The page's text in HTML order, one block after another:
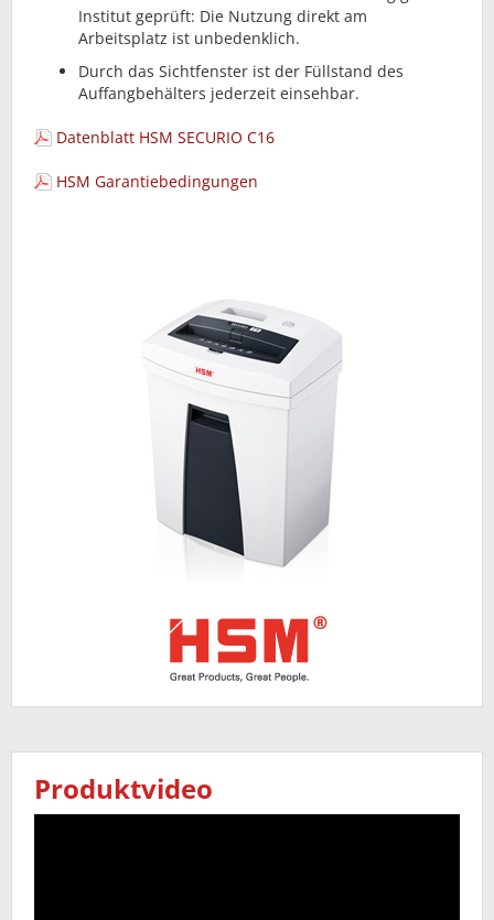
Institut geprüft: Die Nutzung direkt am
Arbeitsplatz ist unbedenklich.
Durch das Sichtfenster ist der Füllstand des
Auffangbehälters jederzeit einsehbar.
Datenblatt HSM SECURIO C16
HSM Garantiebedingungen
Produktvideo